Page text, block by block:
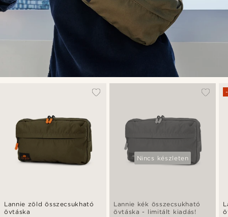
Lannie zöld összecsukható
övtáska
Nincs készleten
Lannie kék összecsukható
övtáska - limitált kiadás!